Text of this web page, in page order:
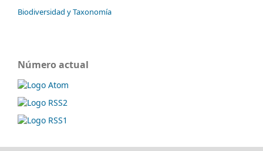
Biodiversidad y Taxonomía
Número actual